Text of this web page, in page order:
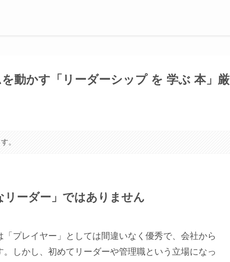
を動かす「リーダーシップ を 学ぶ 本」厳
。
ーダー」ではありません
プレイヤー」としては間違いなく優秀で、会社から
しかし、初めてリーダーや管理職という立場になっ